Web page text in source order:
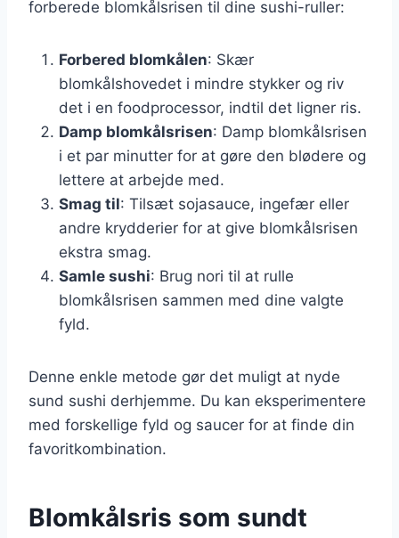
forberede blomkålsrisen til dine sushi-ruller:
Forbered blomkålen: Skær
blomkålshovedet i mindre stykker og riv
det i en foodprocessor, indtil det ligner ris.
Damp blomkålsrisen: Damp blomkålsrisen
i et par minutter for at gøre den blødere og
lettere at arbejde med.
Smag til: Tilsæt sojasauce, ingefær eller
andre krydderier for at give blomkålsrisen
ekstra smag.
Samle sushi: Brug nori til at rulle
blomkålsrisen sammen med dine valgte
fyld.
Denne enkle metode gør det muligt at nyde
sund sushi derhjemme. Du kan eksperimentere
med forskellige fyld og saucer for at finde din
favoritkombination.
Blomkålsris som sundt